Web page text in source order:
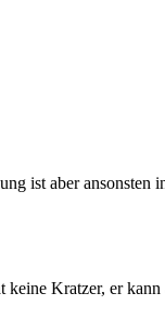
ist aber ansonsten
Kratzer, er